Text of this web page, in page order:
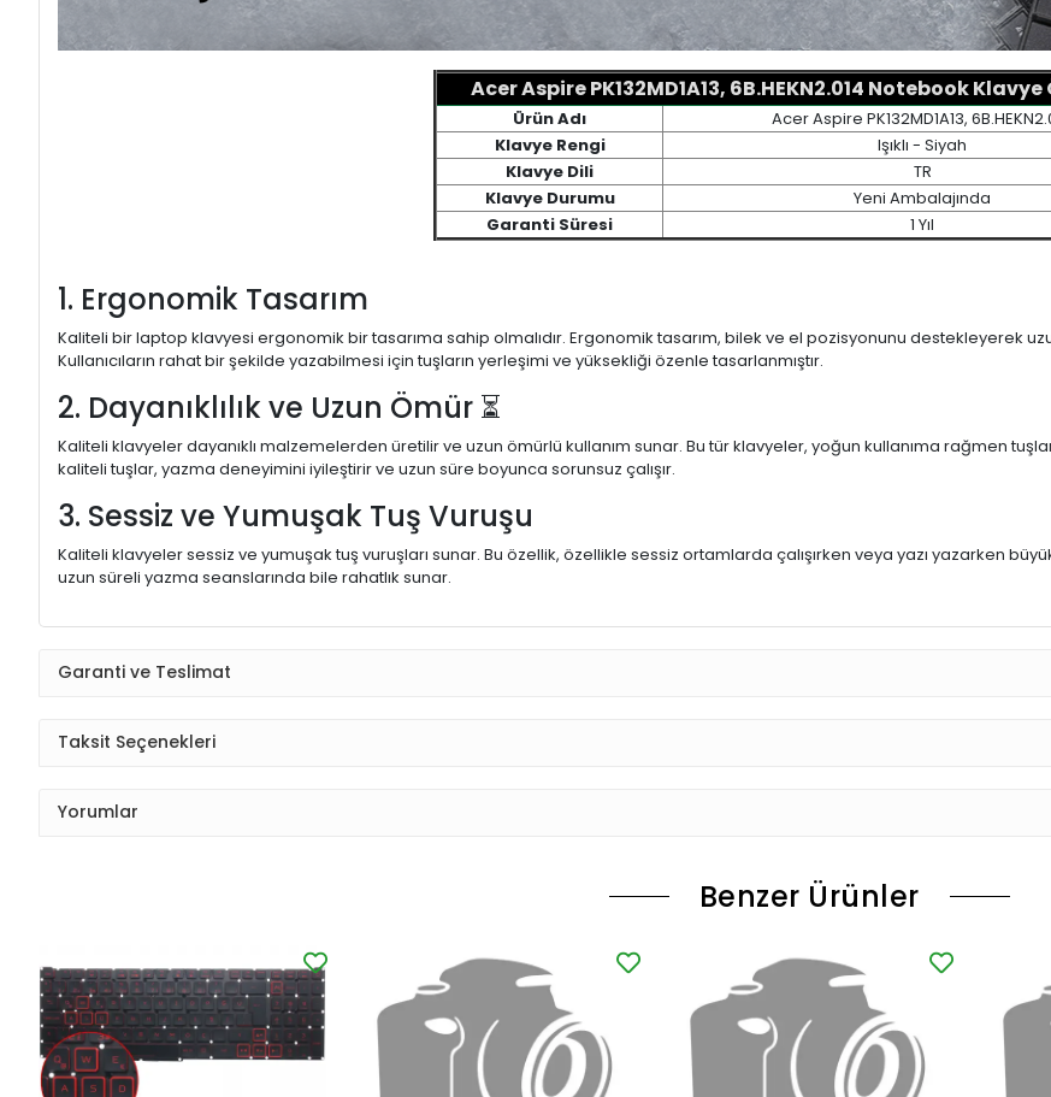
Acer Aspire PK132MD1A13, 6B.HEKN2.014 Notebook
Ürün Adı
Acer Aspire PK132MD1A13,
Klavye Rengi
Işıklı - Siyah
Klavye Dili
TR
Klavye Durumu
Yeni Ambalajında
Garanti Süresi
1 Yıl
1. Ergonomik Tasarım
Kaliteli bir laptop klavyesi ergonomik bir tasarıma sahip olmalıdır. Ergonomik tasarım, bilek ve el pozisyonunu destekleyerek
Kullanıcıların rahat bir şekilde yazabilmesi için tuşların yerleşimi ve yüksekliği özenle tasarlanmıştır.
2. Dayanıklılık ve Uzun Ömür ⏳
Kaliteli klavyeler dayanıklı malzemelerden üretilir ve uzun ömürlü kullanım sunar. Bu tür klavyeler, yoğun kullanıma rağmen
kaliteli tuşlar, yazma deneyimini iyileştirir ve uzun süre boyunca sorunsuz çalışır.
3. Sessiz ve Yumuşak Tuş Vuruşu
Kaliteli klavyeler sessiz ve yumuşak tuş vuruşları sunar. Bu özellik, özellikle sessiz ortamlarda çalışırken veya yazı yazarken
uzun süreli yazma seanslarında bile rahatlık sunar.
Garanti ve Teslimat
Taksit Seçenekleri
Yorumlar
Benzer Ürünler